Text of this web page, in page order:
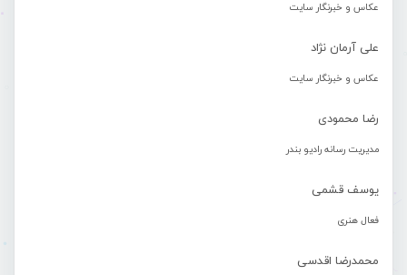
عکاس و خبرنگار سایت
علی آرمان نژاد
عکاس و خبرنگار سایت
رضا محمودی
مدیریت رسانه رادیو بندر
یوسف قشمی
فعال هنری
محمدرضا اقدسی